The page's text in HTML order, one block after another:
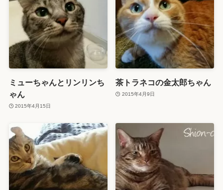
ミューちゃんとリンリンち
ゃん
2015年4月15日
茶トラネコの金太郎ちゃん
2015年4月9日